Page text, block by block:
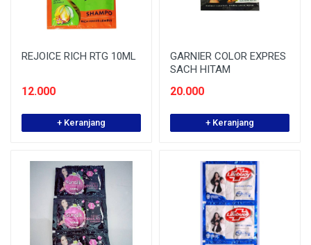
REJOICE RICH RTG 10ML
12.000
+ Keranjang
GARNIER COLOR EXPRES
SACH HITAM
20.000
+ Keranjang